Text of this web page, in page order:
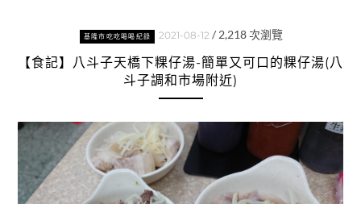
基隆市吃吃喝喝紀錄 2021-08-12 / 2,218次瀏覽
【食記】八斗子天橋下粿仔湯-簡單又可口的粿仔湯(八
斗子調和市場附近)